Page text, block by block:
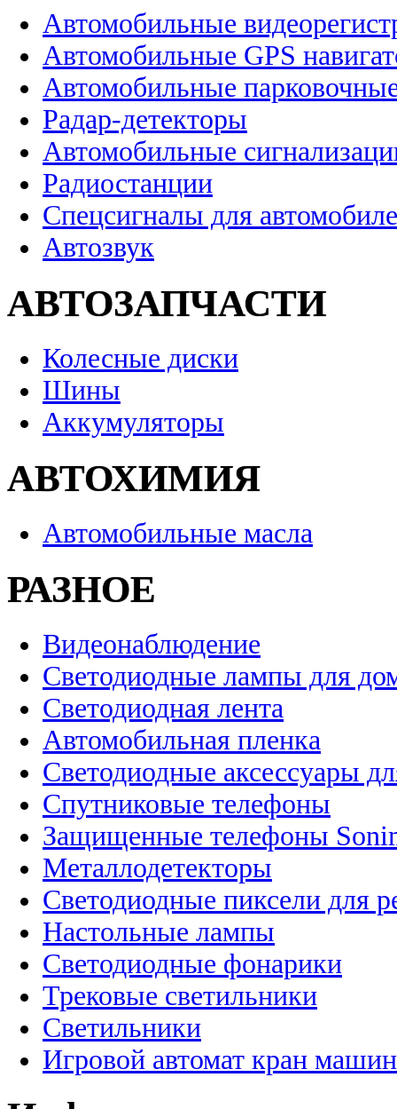
Автомобильные
Автомобильные GPS
Автомобильные
Радар-детекторы
Автомобильные
Радиостанции
Спецсигналы для
Автозвук
АВТОЗАПЧАСТИ
Колесные диски
Шины
Аккумуляторы
АВТОХИМИЯ
Автомобильные масла
РАЗНОЕ
Видеонаблюдение
Светодиодные лампы для
Светодиодная лента
Автомобильная пленка
Светодиодные аксессуары
Спутниковые телефоны
Защищенные телефоны
Металлодетекторы
Светодиодные пиксели для
Настольные лампы
Светодиодные фонарики
Трековые светильники
Светильники
Игровой автомат кран